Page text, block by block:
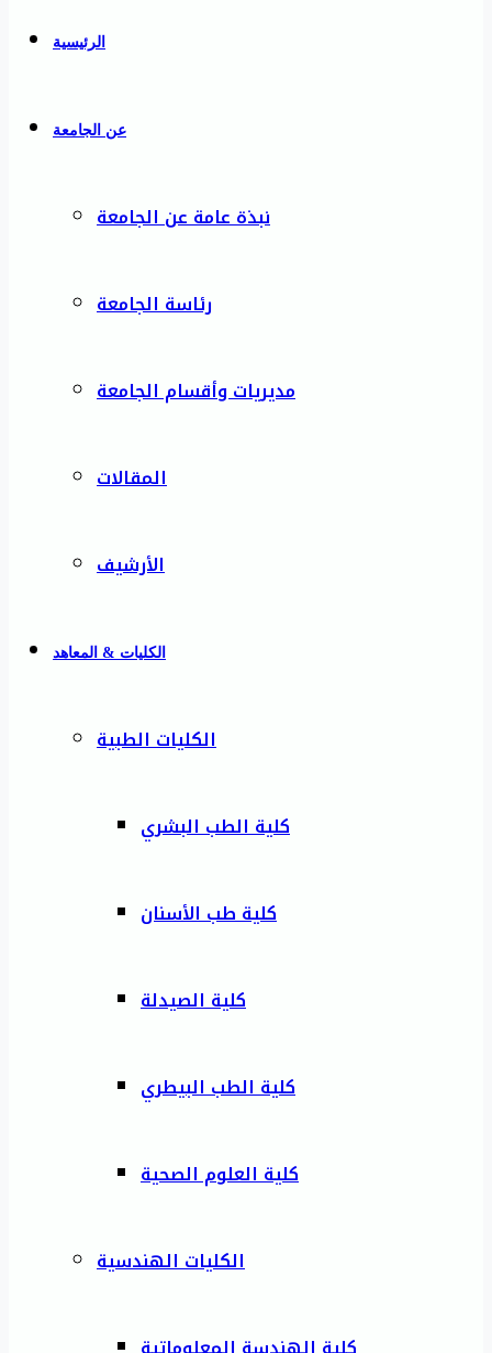
الرئيسية
عن الجامعة
نبذة عامة عن الجامعة
رئاسة الجامعة
مديريات وأقسام الجامعة
المقالات
الأرشيف
الكليات & المعاهد
الكليات الطبية
كلية الطب البشري
كلية طب الأسنان
كلية الصيدلة
كلية الطب البيطري
كلية العلوم الصحية
الكليات الهندسية